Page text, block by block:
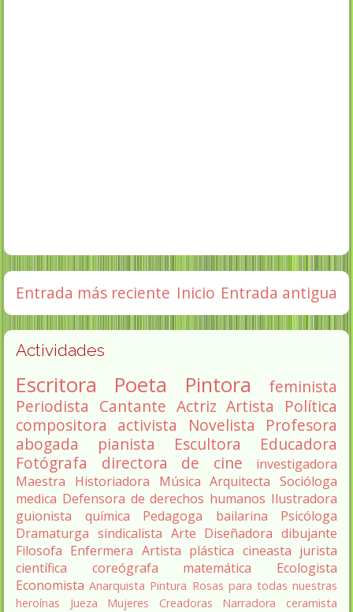
Entrada más reciente Entrada antigua
Inicio
Actividades
Escritora Poeta Pintora
feminista
Periodista Cantante Actriz Artista
Política
compositora activista Novelista
Profesora
abogada
pianista Escultora
Educadora
Fotógrafa
directora de cine
investigadora
Maestra
Historiadora Música Arquitecta Socióloga
medica Defensora de derechos humanos Ilustradora
guionista
química Pedagoga bailarina
Psicóloga
Dramaturga sindicalista Arte Diseñadora dibujante
Filosofa Enfermera Artista plástica cineasta jurista
científica
coreógrafa matemática
Ecologista
Economista Anarquista Pintura Rosas para todas nuestras
heroínas
Jueza Mujeres Creadoras Narradora
ceramista